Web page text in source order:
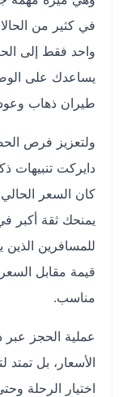
في كثير من الحالات،
واحد فقط إلى
يساعدك على الوصول
طيران ذهاب وعودة
ولتعزيز فرص
دايركت تنبيهات ذكية
كان السعر الحالي
يمنحك ثقة أكبر في
للمسافرين الذين
قيمة مقابل السعر،
مناسب.
عملية الحجز عبر
الأسعار، بل تمتد
اختيار الرحلة وحتى